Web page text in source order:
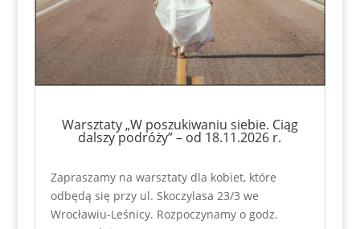
Warsztaty „W poszukiwaniu siebie. Ciąg
dalszy podróży” – od 18.11.2026 r.
Zapraszamy na warsztaty dla kobiet, które
odbędą się przy ul. Skoczylasa 23/3 we
Wrocławiu-Leśnicy. Rozpoczynamy o godz.